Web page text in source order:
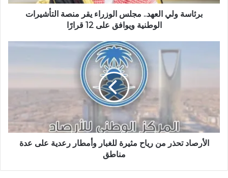
برئاسة ولي العهد.. مجلس الوزراء يقر منصة التأشيرات
الوطنية ويوافق على 12 قرارًا
الأرصاد تحذر من رياح مثيرة للغبار وأمطار رعدية على عدة
مناطق